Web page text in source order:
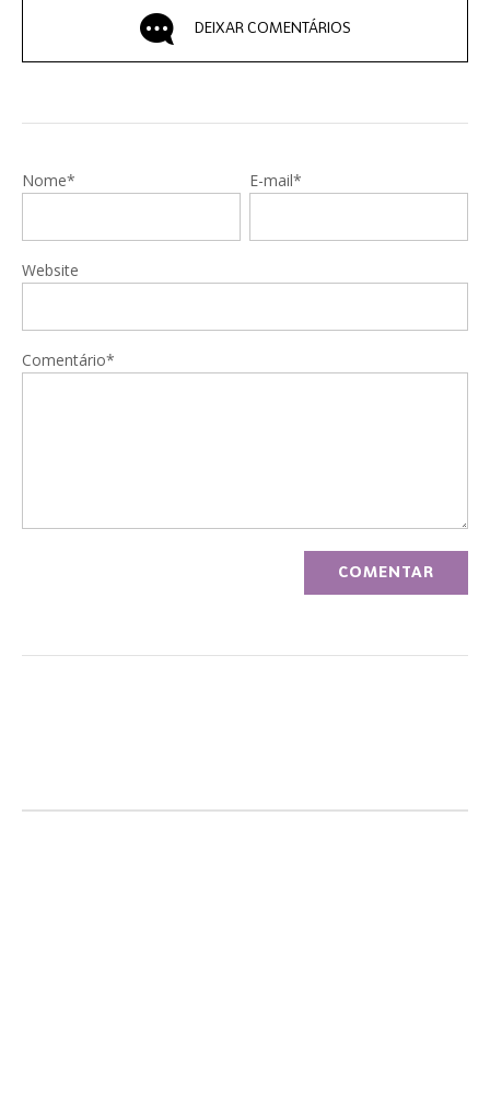
DEIXAR COMENTÁRIOS
Nome* E-mail*
Website
Comentário*